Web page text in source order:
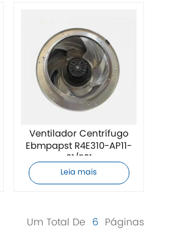
Ventilador Centrífugo
Ebmpapst R4E310-AP11-
01/F01
Leia mais
Um Total De 6 Páginas